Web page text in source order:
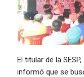
El titular de la
informó que se